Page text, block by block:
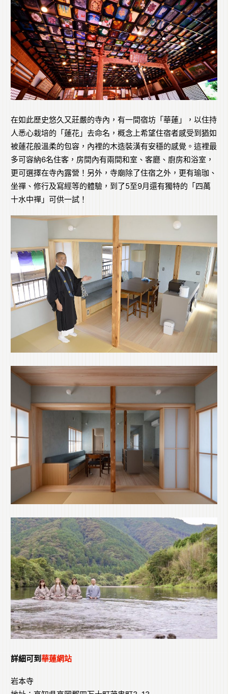
在如此歷史悠久又莊嚴的寺內，有一間宿坊「華蓮」，以住持
人悉心栽培的「蓮花」去命名，概念上希望住宿者感受到猶如
被蓮花般溫柔的包容，內裡的木造裝潢有安穩的感覺。這裡最
多可容納6名住客，房間內有兩間和室、客廳、廚房和浴室，
更可選擇在寺內露營！另外，寺廟除了住宿之外，更有瑜珈、
坐禪、修行及寫經等的體驗，到了5至9月還有獨特的「四萬
十水中禪」可供一試！
詳細可到華蓮網站
岩本寺